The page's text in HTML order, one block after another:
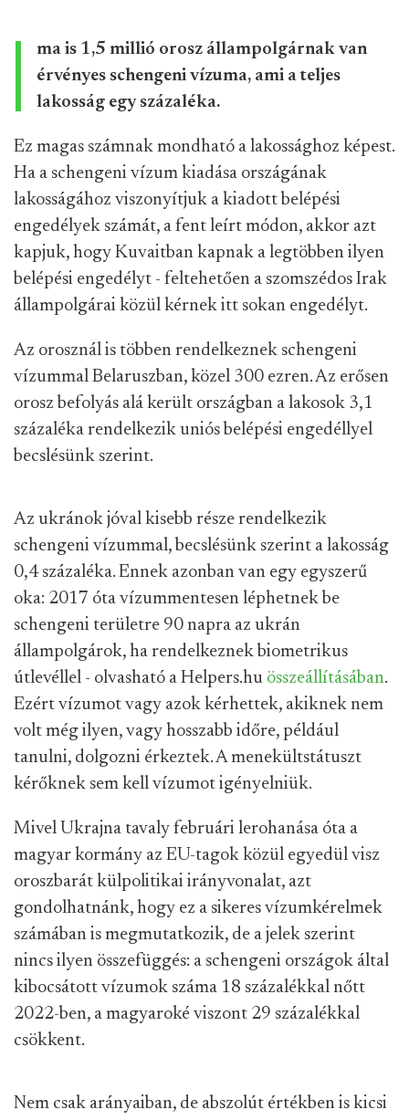
ma is 1,5 millió orosz állampolgárnak van
érvényes schengeni vízuma, ami a teljes
lakosság egy százaléka.
Ez magas számnak mondható a lakossághoz képest.
Ha a schengeni vízum kiadása országának
lakosságához viszonyítjuk a kiadott belépési
engedélyek számát, a fent leírt módon, akkor azt
kapjuk, hogy Kuvaitban kapnak a legtöbben ilyen
belépési engedélyt - feltehetően a szomszédos Irak
állampolgárai közül kérnek itt sokan engedélyt.
Az orosznál is többen rendelkeznek schengeni
vízummal Belaruszban, közel 300 ezren. Az erősen
orosz befolyás alá került országban a lakosok 3,1
százaléka rendelkezik uniós belépési engedéllyel
becslésünk szerint.
Az ukránok jóval kisebb része rendelkezik
schengeni vízummal, becslésünk szerint a lakosság
0,4 százaléka. Ennek azonban van egy egyszerű
oka: 2017 óta vízummentesen léphetnek be
schengeni területre 90 napra az ukrán
állampolgárok, ha rendelkeznek biometrikus
útlevéllel - olvasható a Helpers.hu összeállításában.
Ezért vízumot vagy azok kérhettek, akiknek nem
volt még ilyen, vagy hosszabb időre, például
tanulni, dolgozni érkeztek. A menekültstátuszt
kérőknek sem kell vízumot igényelniük.
Mivel Ukrajna tavaly februári lerohanása óta a
magyar kormány az EU-tagok közül egyedül visz
oroszbarát külpolitikai irányvonalat, azt
gondolhatnánk, hogy ez a sikeres vízumkérelmek
számában is megmutatkozik, de a jelek szerint
nincs ilyen összefüggés: a schengeni országok által
kibocsátott vízumok száma 18 százalékkal nőtt
2022-ben, a magyaroké viszont 29 százalékkal
csökkent.
Nem csak arányaiban, de abszolút értékben is kicsi